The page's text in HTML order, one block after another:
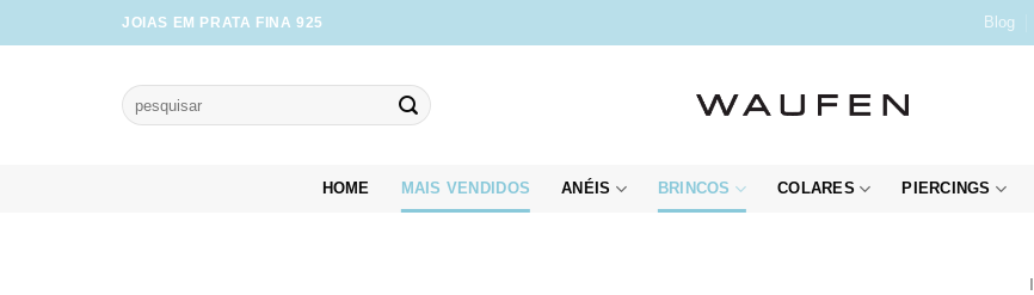
to
JOIAS EM PRATA FINA 925 Blog
Pesquisar
por:
HOME MAIS VENDIDOS ANÉIS BRINCOS COLARES PIERCINGS